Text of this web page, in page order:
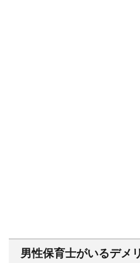
男性保育士がいるデメ